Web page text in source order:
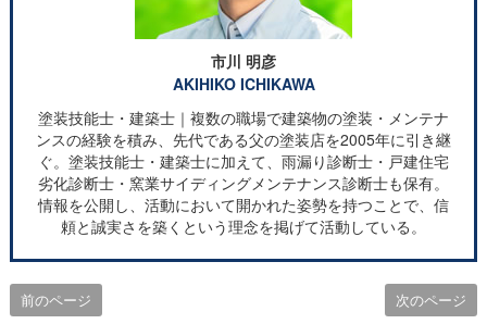
市川 明彦
AKIHIKO ICHIKAWA
塗装技能士・建築士｜複数の職場で建築物の塗装・メンテナ
ンスの経験を積み、先代である父の塗装店を2005年に引き継
ぐ。塗装技能士・建築士に加えて、雨漏り診断士・戸建住宅
劣化診断士・窯業サイディングメンテナンス診断士も保有。
情報を公開し、活動において開かれた姿勢を持つことで、信
頼と誠実さを築くという理念を掲げて活動している。
前のページ 次のページ